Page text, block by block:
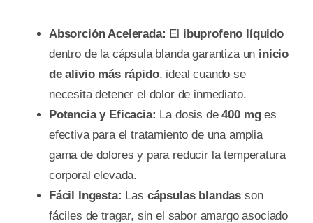
Absorción Acelerada: El ibuprofeno líquido
dentro de la cápsula blanda garantiza un inicio
de alivio más rápido, ideal cuando se
necesita detener el dolor de inmediato.
Potencia y Eficacia: La dosis de400 mges
efectiva para el tratamiento de una amplia
gama de dolores y para reducir la temperatura
corporal elevada.
Fácil Ingesta: Las cápsulas blandas son
fáciles de tragar, sin el sabor amargo asociado